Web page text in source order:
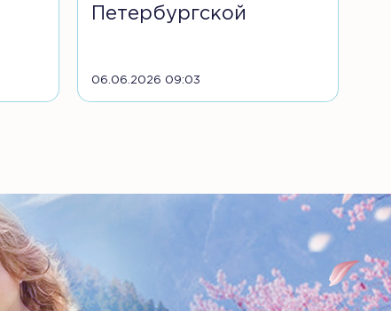
Петербургской
06.06.2026 09:03